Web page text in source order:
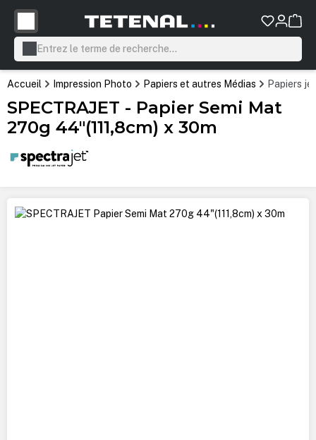
principal
Accueil Impression Photo Papiers et autres Médias Papiers
SPECTRAJET - Papier Semi Mat
270g 44"(111,8cm) x 30m
Ignorer la galerie d'images